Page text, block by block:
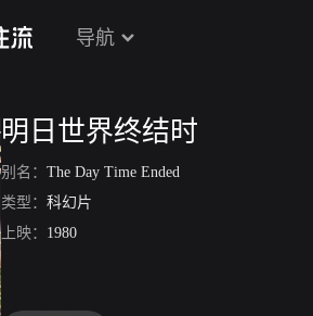
导航
明日世界终结时
别名： The Day Time Ended
类型： 科幻片
上映： 1980